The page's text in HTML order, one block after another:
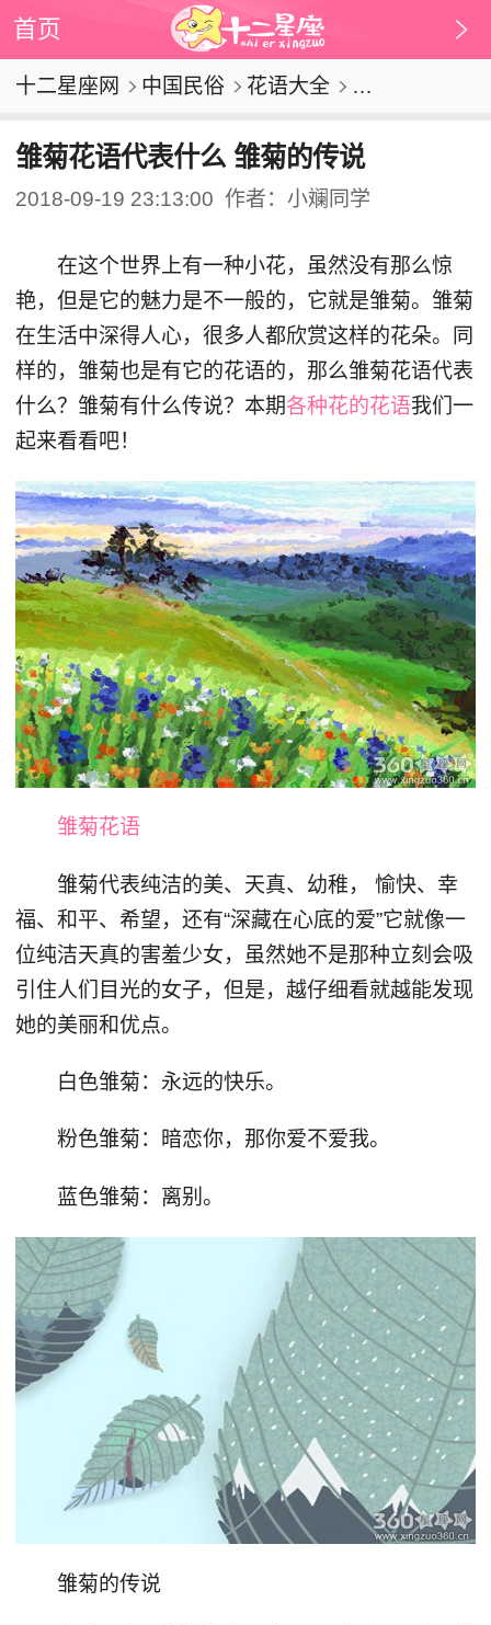
首页
十二星座网 中国民俗 花语大全
雏菊花语代表什么 雏菊的传说
2018-09-19 23:13:00 作者：小斓同学
在这个世界上有一种小花，虽然没有那么惊
艳，但是它的魅力是不一般的，它就是雏菊。雏菊
在生活中深得人心，很多人都欣赏这样的花朵。同
样的，雏菊也是有它的花语的，那么雏菊花语代表
什么？雏菊有什么传说？本期各种花的花语我们一
起来看看吧！
雏菊花语
雏菊代表纯洁的美、天真、幼稚， 愉快、幸
福、和平、希望，还有“深藏在心底的爱”它就像一
位纯洁天真的害羞少女，虽然她不是那种立刻会吸
引住人们目光的女子，但是，越仔细看就越能发现
她的美丽和优点。
白色雏菊：永远的快乐。
粉色雏菊：暗恋你，那你爱不爱我。
蓝色雏菊：离别。
雏菊的传说